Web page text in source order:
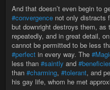
And that doesn’t even begin to
#convergence not only distracts
but downright destroys them, as
repeatedly, and in great detail,
cannot be permitted to be less
#perfect in every way. The
less than #saintly and
than #charming, #tolerant, and
his gay life, whom he met